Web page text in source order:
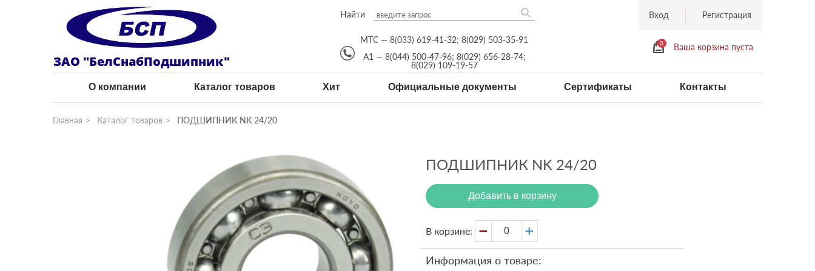
ЗАО "БелСнабПодшипник"
Найти
МТС —8(033) 619-41-32;8(029) 503-35-91
А1 — 8(044) 500-47-96; 8(029) 656-28-74;
8(029) 109-19-57
Вход Регистрация
0 Ваша корзина пуста
О компании Каталог товаров Хит Официальные документы Сертификаты Контакты
Главная Каталог товаров ПОДШИПНИК NK 24/20
ПОДШИПНИК NK 24/20
Добавить в корзину
В корзине:
Информация о товаре: